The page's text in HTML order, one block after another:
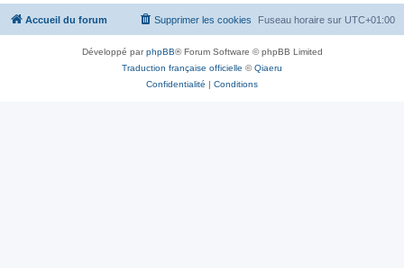
Accueil du forum Fuseau horaire sur UTC+01:00
Supprimer les cookies
Développé parphpBB® Forum Software © phpBB Limited
Traduction française officielle ©Qiaeru
Confidentialité | Conditions